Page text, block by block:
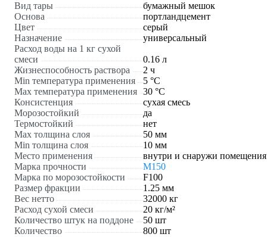
Вид тары
бумажный мешок
Основа
портландцемент
Цвет
серый
Назначение
универсальный
Расход воды на 1 кг сухой
смеси
0.16 л
Жизнеспособность раствора
2 ч
Min температура применения
5 °С
Max температура применения 30 °С
Консистенция
сухая смесь
Морозостойкий
да
Термостойкий
нет
Max толщина слоя
50 мм
Min толщина слоя
10 мм
Место применения
внутри и снаружи помещения
Марка прочности
М150
Марка по морозостойкости
F100
Размер фракции
1.25 мм
Вес нетто
32000 кг
Расход сухой смеси
20 кг/м²
Количество штук на поддоне
50 шт
Количество
800 шт